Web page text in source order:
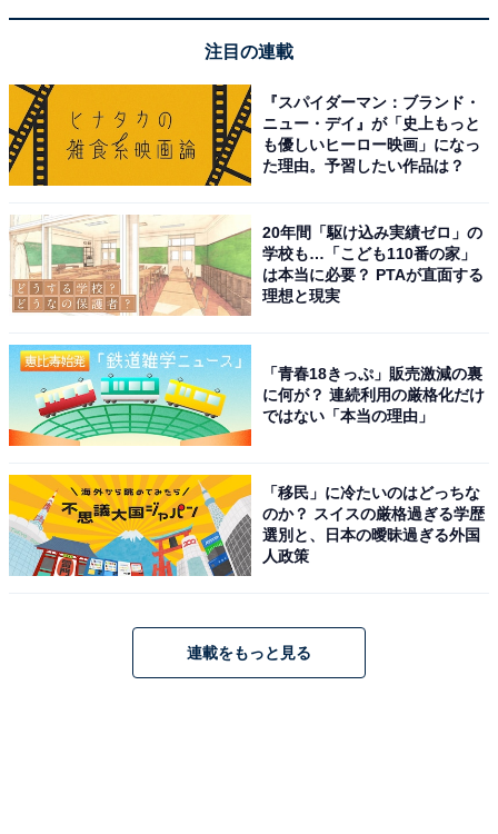
注目の連載
『スパイダーマン：ブランド・
ニュー・デイ』が「史上もっと
も優しいヒーロー映画」になっ
た理由。予習したい作品は？
20年間「駆け込み実績ゼロ」の
学校も…「こども110番の家」
は本当に必要？ PTAが直面する
理想と現実
「青春18きっぷ」販売激減の裏
に何が？ 連続利用の厳格化だけ
ではない「本当の理由」
「移民」に冷たいのはどっちな
のか？ スイスの厳格過ぎる学歴
選別と、日本の曖昧過ぎる外国
人政策
連載をもっと見る